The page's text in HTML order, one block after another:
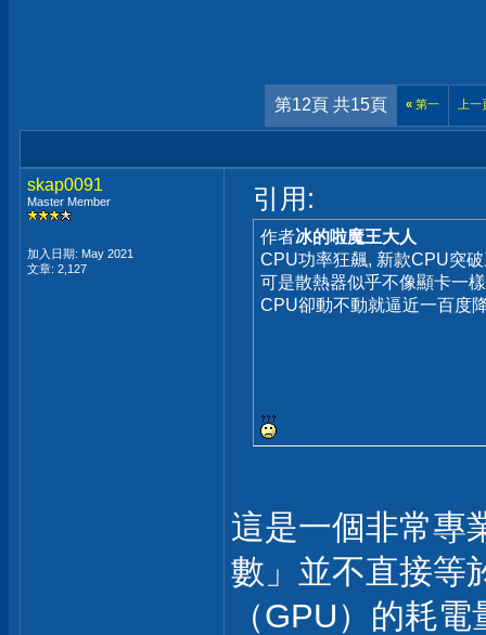
第12頁 共15頁 « 第一 上一
skap0091
Master Member
加入日期: May 2021
文章: 2,127
引用:
作者冰的啦魔王大人
CPU功率狂飆, 新款CPU突
可是散熱器似乎不像顯卡一
CPU卻動不動就逼近一百度
這是一個非常專
數」並不直接等
（GPU）的耗